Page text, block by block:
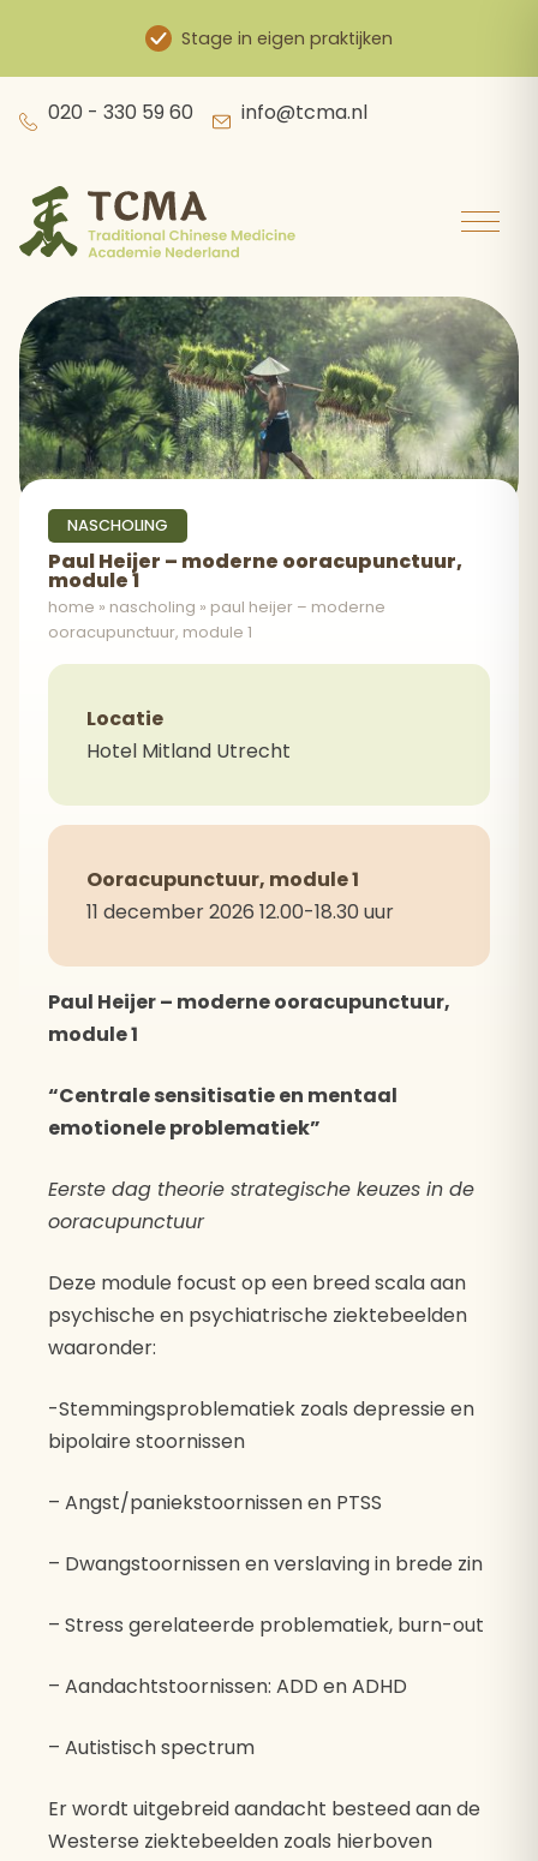
HBO-didactisch geschoolde docenten
020 - 330 59 60 info@tcma.nl
NASCHOLING
Paul Heijer – moderne ooracupunctuur,
module 1
home » nascholing » paul heijer – moderne
ooracupunctuur, module 1
Locatie
Hotel Mitland Utrecht
Ooracupunctuur, module 1
11 december 2026 12.00-18.30 uur
Paul Heijer – moderne ooracupunctuur,
module 1
“Centrale sensitisatie en mentaal
emotionele problematiek”
Eerste dag theorie strategische keuzes in de
ooracupunctuur
Deze module focust op een breed scala aan
psychische en psychiatrische ziektebeelden
waaronder:
-Stemmingsproblematiek zoals depressie en
bipolaire stoornissen
– Angst/paniekstoornissen en PTSS
– Dwangstoornissen en verslaving in brede zin
– Stress gerelateerde problematiek, burn-out
– Aandachtstoornissen: ADD en ADHD
– Autistisch spectrum
Er wordt uitgebreid aandacht besteed aan de
Westerse ziektebeelden zoals hierboven